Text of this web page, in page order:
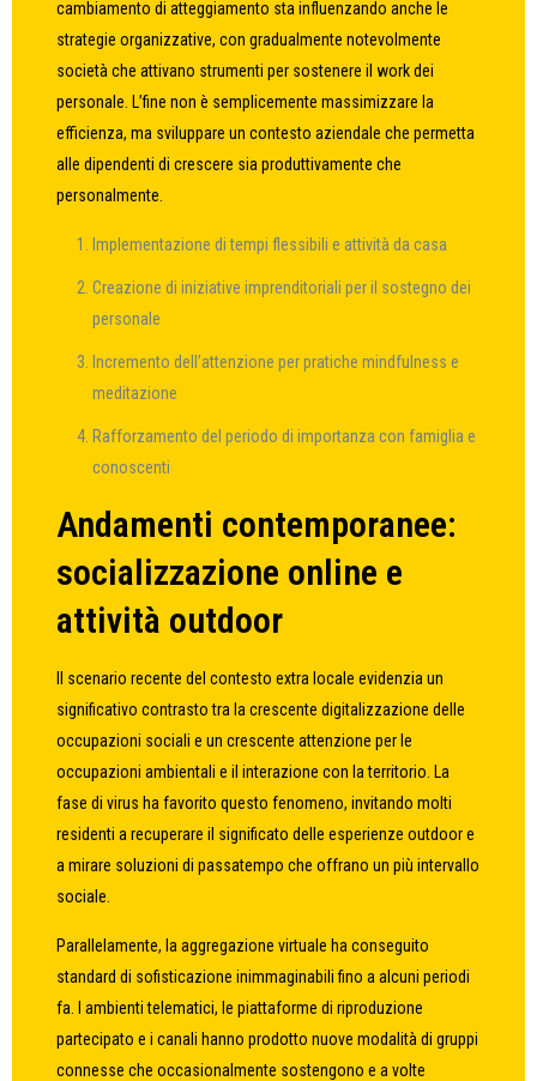
cambiamento di atteggiamento sta influenzando anche le
strategie organizzative, con gradualmente notevolmente
società che attivano strumenti per sostenere il work dei
personale. L’fine non è semplicemente massimizzare la
efficienza, ma sviluppare un contesto aziendale che permetta
alle dipendenti di crescere sia produttivamente che
personalmente.
Implementazione di tempi flessibili e attività da casa
Creazione di iniziative imprenditoriali per il sostegno dei
personale
Incremento dell’attenzione per pratiche mindfulness e
meditazione
Rafforzamento del periodo di importanza con famiglia e
conoscenti
Andamenti contemporanee:
socializzazione online e
attività outdoor
Il scenario recente del contesto extra locale evidenzia un
significativo contrasto tra la crescente digitalizzazione delle
occupazioni sociali e un crescente attenzione per le
occupazioni ambientali e il interazione con la territorio. La
fase di virus ha favorito questo fenomeno, invitando molti
residenti a recuperare il significato delle esperienze outdoor e
a mirare soluzioni di passatempo che offrano un più intervallo
sociale.
Parallelamente, la aggregazione virtuale ha conseguito
standard di sofisticazione inimmaginabili fino a alcuni periodi
fa. I ambienti telematici, le piattaforme di riproduzione
partecipato e i canali hanno prodotto nuove modalità di gruppi
connesse che occasionalmente sostengono e a volte